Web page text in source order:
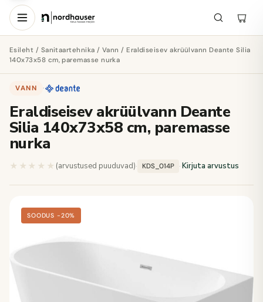
Esileht / Sanitaartehnika / Vann / Eraldiseisev akrüülvann Deante Silia
140x73x58 cm, paremasse nurka
VANN ·
Eraldiseisev akrüülvann Deante
Silia 140x73x58 cm, paremasse
nurka
★★★★★ ★★★★★
(arvustused puuduvad)· KDS_014P ·Kirjuta arvustus
SOODUS −20%